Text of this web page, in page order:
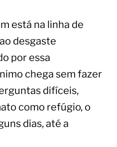
está na linha de
desgaste
por essa
chega sem fazer
difíceis,
como refúgio, o
dias, até a